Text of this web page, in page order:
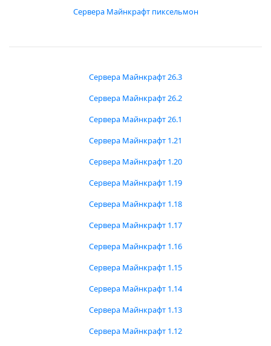
Сервера Майнкрафт пиксельмон
Сервера Майнкрафт 26.3
Сервера Майнкрафт 26.2
Сервера Майнкрафт 26.1
Сервера Майнкрафт 1.21
Сервера Майнкрафт 1.20
Сервера Майнкрафт 1.19
Сервера Майнкрафт 1.18
Сервера Майнкрафт 1.17
Сервера Майнкрафт 1.16
Сервера Майнкрафт 1.15
Сервера Майнкрафт 1.14
Сервера Майнкрафт 1.13
Сервера Майнкрафт 1.12